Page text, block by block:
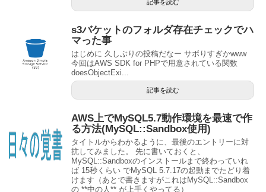
記事を読む
s3バケットのフォルダ存在チェックでハ
マった事
はじめに 久しぶりの投稿だなー サボりすぎかwww
今回はAWS SDK for PHPで用意されている関数
doesObjectExi...
記事を読む
AWS上でMySQL5.7動作環境を最速で作
る方法(MySQL::Sandbox使用)
タイトルからわかるように、最後のエントリーに対
抗してみました。 先に書いておくと、
MySQL::Sandboxのインストールまで終わっていれ
ば 15秒くらい でMySQL 5.7.17の起動までたどり着
けます（あとで書きますがこれはMySQL::Sandbox
の **中の人** が上手くやってる）